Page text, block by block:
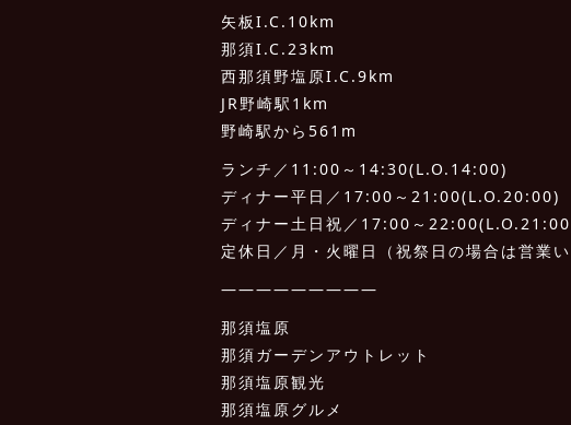
矢板I.C.10km
那須I.C.23km
西那須野塩原I.C.9km
JR野崎駅1km
野崎駅から561m
ランチ／11:00～14:30(L.O.14:00)
ディナー平日／17:00～21:00(L.O.20:00)
ディナー土日祝／17:00～
定休日／月・火曜日（祝祭日の場合は営業い
—————————
那須塩原
那須ガーデンアウトレット
那須塩原観光
那須塩原グルメ